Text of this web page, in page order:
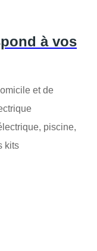
à vos
et de
piscine,
kits